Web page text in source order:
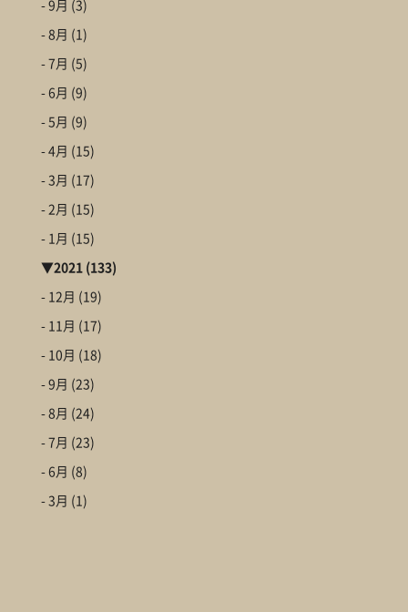
- 9月 (3)
- 8月 (1)
- 7月 (5)
- 6月 (9)
- 5月 (9)
- 4月 (15)
- 3月 (17)
- 2月 (15)
- 1月 (15)
▼2021 (133)
- 12月 (19)
- 11月 (17)
- 10月 (18)
- 9月 (23)
- 8月 (24)
- 7月 (23)
- 6月 (8)
- 3月 (1)